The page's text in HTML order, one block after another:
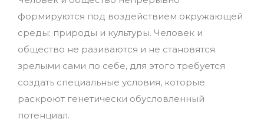
формируются под воздействием окружающей
среды: природы и культуры. Человек и
общество не разиваются и не становятся
зрелыми сами по себе, для этого требуется
создать специальные условия, которые
раскроют генетически обусловленный
потенциал.